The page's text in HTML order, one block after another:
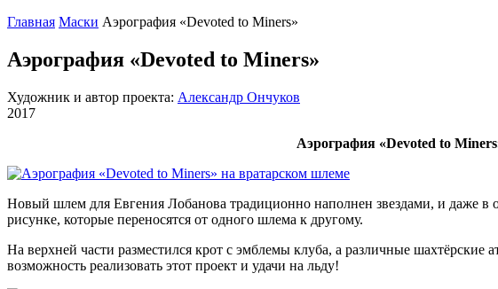
Главная Маски Аэрография «Devoted to Miners»
Аэрография «Devoted to Miners»
Художник и автор проекта: Александр Ончуков
2017
Аэрография «Devoted to
Новый шлем для Евгения Лобанова традиционно наполнен звездами, и даже в
рисунке, которые переносятся от одного шлема к другому.
На верхней части разместился крот с эмблемы клуба, а различные
возможность реализовать этот проект и удачи на льду!